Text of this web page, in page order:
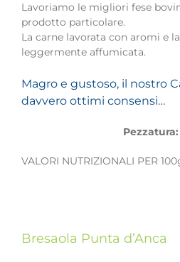
Lavoriamo le migliori fese
prodotto particolare.
La carne lavorata con aromi e
leggermente affumicata.
Magro e gustoso, il nostro
davvero ottimi consensi…
Pezzatura:
VALORI NUTRIZIONALI PER
Bresaola Punta d’Anca